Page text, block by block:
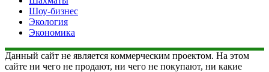
Шоу-бизнес
Экология
Экономика
Данный сайт не является коммерческим проектом. На этом
сайте ни чего не продают, ни чего не покупают, ни какие